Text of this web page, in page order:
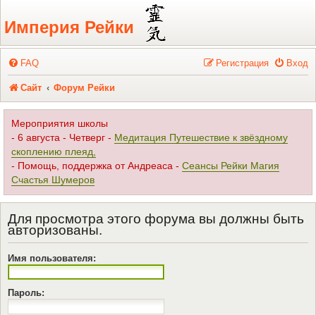
Регистрация
Империя Рейки
FAQ Вход
Регистрация
Сайт Форум Рейки
Мероприятия школы
- 6 августа - Четверг - Медитация Путешествие к звёздному
скоплению плеяд,
- Помощь, поддержка от Андреаса - Сеансы Рейки Магия
Счастья Шумеров
Для просмотра этого форума вы должны быть
авторизованы.
Имя пользователя:
Пароль: